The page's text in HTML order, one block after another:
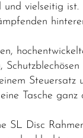
und vielseitig
Steuersatz
Tasche ganz
SL Disc